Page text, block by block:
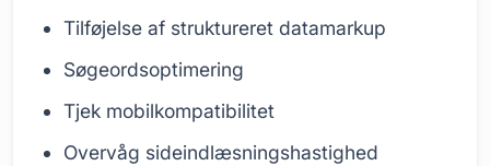
Tilføjelse af struktureret datamarkup
Søgeordsoptimering
Tjek mobilkompatibilitet
Overvåg sideindlæsningshastighed